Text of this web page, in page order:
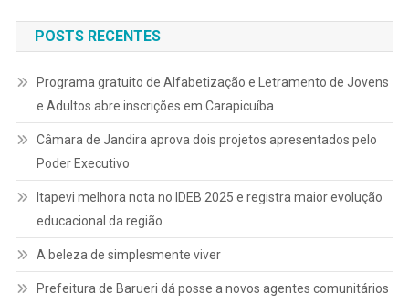
POSTS RECENTES
Programa gratuito de Alfabetização e Letramento de Jovens
e Adultos abre inscrições em Carapicuíba
Câmara de Jandira aprova dois projetos apresentados pelo
Poder Executivo
Itapevi melhora nota no IDEB 2025 e registra maior evolução
educacional da região
A beleza de simplesmente viver
Prefeitura de Barueri dá posse a novos agentes comunitários